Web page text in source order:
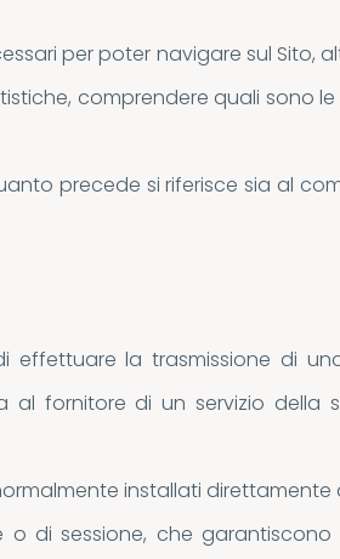
per poter navigare sul Sito,
comprendere quali sono
precede si riferisce sia al
effettuare la trasmissione di
fornitore di un servizio della
installati
o di sessione, che